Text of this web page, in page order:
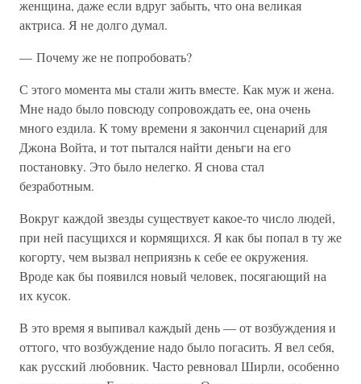
женщина, даже если вдруг забыть, что она великая
актриса. Я не долго думал.
— Почему же не попробовать?
С этого момента мы стали жить вместе. Как муж и жена.
Мне надо было повсюду сопровождать ее, она очень
много ездила. К тому времени я закончил сценарий для
Джона Войта, и тот пытался найти деньги на его
постановку. Это было нелегко. Я снова стал
безработным.
Вокруг каждой звезды существует какое-то число людей,
при ней пасущихся и кормящихся. Я как бы попал в ту же
когорту, чем вызвал неприязнь к себе ее окружения.
Вроде как бы появился новый человек, посягающий на
их кусок.
В это время я выпивал каждый день — от возбуждения и
оттого, что возбуждение надо было погасить. Я вел себя,
как русский любовник. Часто ревновал Ширли, особенно